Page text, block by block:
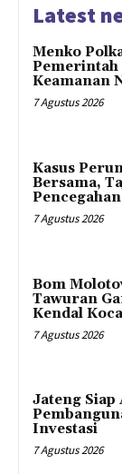
Latest
Menko
Pemerintah
Keamanan
7 Agustus 2026
Kasus
Bersama,
7 Agustus 2026
Bom
Tawuran
Kendal
7 Agustus 2026
Jateng Siap
Investasi
7 Agustus 2026